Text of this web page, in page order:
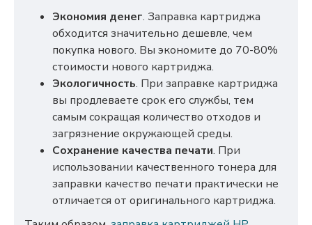
Экономия денег. Заправка картриджа
обходится значительно дешевле, чем
покупка нового. Вы экономите до 70-80%
стоимости нового картриджа.
Экологичность. При заправке картриджа
вы продлеваете срок его службы, тем
самым сокращая количество отходов и
загрязнение окружающей среды.
Сохранение качества печати. При
использовании качественного тонера для
заправки качество печати практически не
отличается от оригинального картриджа.